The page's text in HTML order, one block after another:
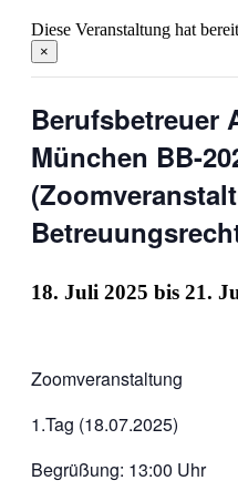
Diese Veranstaltung hat
×
Berufsbetreuer
München BB-
18. Juli 2025 bis 21.
Zoomveranstaltung
1.Tag (18.07.2025)
Begrüßung: 13:00 Uhr